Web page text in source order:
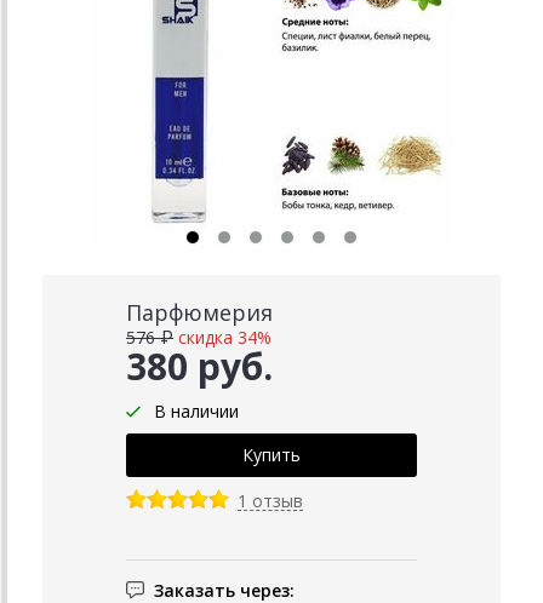
Парфюмерия
380 руб.
576 ₽ скидка 34%
В наличии
1 отзыв
Заказать через: